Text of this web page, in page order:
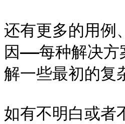
还有更多的用例
因——每种解决
解一些最初的复
如有不明白或者